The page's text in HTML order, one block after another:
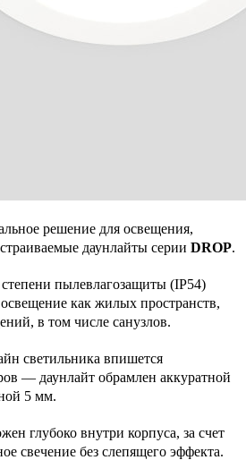
решение для освещения,
даунлайты серии DROP.
пылевлагозащиты (IP54)
как жилых пространств,
в том числе санузлов.
светильника впишется
— даунлайт обрамлен аккуратной
5 мм.
глубоко внутри корпуса, за счет
свечение без слепящего эффекта.